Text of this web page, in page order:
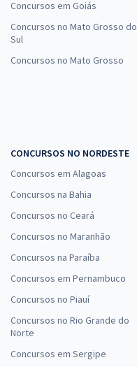
Concursos em Goiás
Concursos no Mato Grosso do
Sul
Concursos no Mato Grosso
CONCURSOS NO NORDESTE
Concursos em Alagoas
Concursos na Bahia
Concursos no Ceará
Concursos no Maranhão
Concursos na Paraíba
Concursos em Pernambuco
Concursos no Piauí
Concursos no Rio Grande do
Norte
Concursos em Sergipe